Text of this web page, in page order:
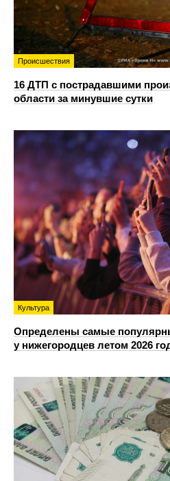
Происшествия
16 ДТП с пострадавшими
области за минувшие сутки
Культура
Определены самые
у нижегородцев летом 2026